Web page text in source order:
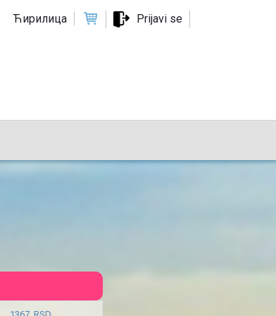
Ћирилица Prijavi se